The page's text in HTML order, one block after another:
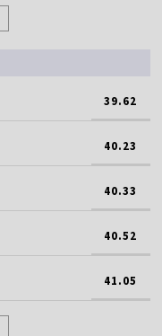
39.62
40.23
40.33
40.52
41.05